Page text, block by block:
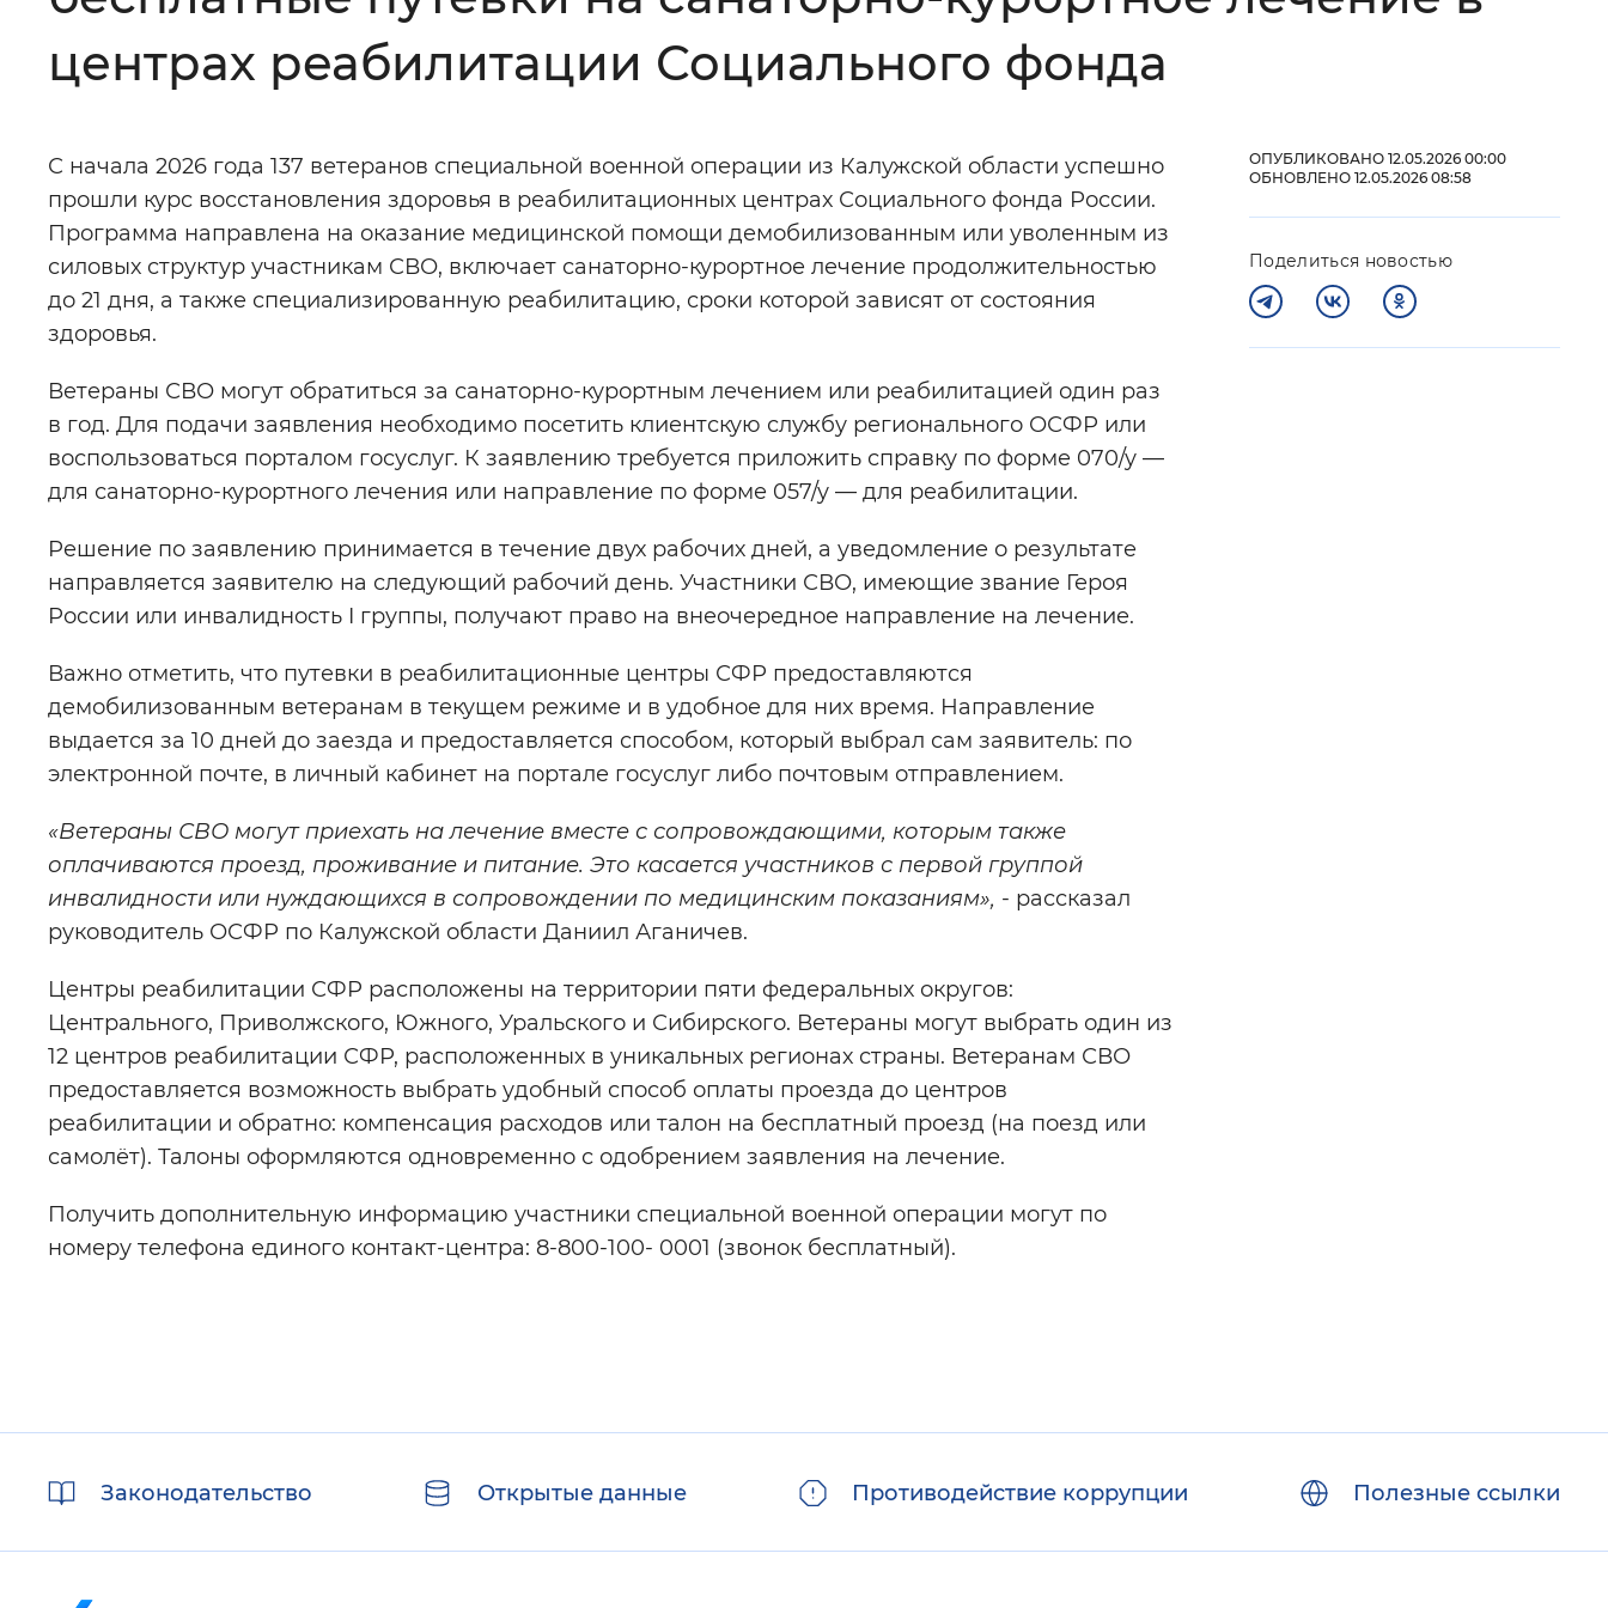
Монохромный
Звуковой ассистент: Воспроизвести Остановить Повторить
центрах реабилитации Социального фонда
С начала 2026 года 137 ветеранов специальной военной операции из Калужской области успешно
прошли курс восстановления здоровья в реабилитационных центрах Социального фонда России.
Программа направлена на оказание медицинской помощи демобилизованным или уволенным из
силовых структур участникам СВО, включает санаторно-курортное лечение продолжительностью
до 21 дня, а также специализированную реабилитацию, сроки которой зависят от состояния
здоровья.
Ветераны СВО могут обратиться за санаторно-курортным лечением или реабилитацией один раз
в год. Для подачи заявления необходимо посетить клиентскую службу регионального ОСФР или
воспользоваться порталом госуслуг. К заявлению требуется приложить справку по форме 070/у —
для санаторно-курортного лечения или направление по форме 057/у — для реабилитации.
Решение по заявлению принимается в течение двух рабочих дней, а уведомление о результате
направляется заявителю на следующий рабочий день. Участники СВО, имеющие звание Героя
России или инвалидность I группы, получают право на внеочередное направление на лечение.
Важно отметить, что путевки в реабилитационные центры СФР предоставляются
демобилизованным ветеранам в текущем режиме и в удобное для них время. Направление
выдается за 10 дней до заезда и предоставляется способом, который выбрал сам заявитель: по
электронной почте, в личный кабинет на портале госуслуг либо почтовым отправлением.
«Ветераны СВО могут приехать на лечение вместе с сопровождающими, которым также
оплачиваются проезд, проживание и питание. Это касается участников с первой группой
инвалидности или нуждающихся в сопровождении по медицинским показаниям», - рассказал
руководитель ОСФР по Калужской области Даниил Аганичев.
Центры реабилитации СФР расположены на территории пяти федеральных округов:
Центрального, Приволжского, Южного, Уральского и Сибирского. Ветераны могут выбрать один из
12 центров реабилитации СФР, расположенных в уникальных регионах страны. Ветеранам СВО
предоставляется возможность выбрать удобный способ оплаты проезда до центров
реабилитации и обратно: компенсация расходов или талон на бесплатный проезд (на поезд или
самолёт). Талоны оформляются одновременно с одобрением заявления на лечение.
Получить дополнительную информацию участники специальной военной операции могут по
номеру телефона единого контакт-центра: 8-800-100- 0001 (звонок бесплатный).
ОПУБЛИКОВАНО 12.05.2026 00:00
ОБНОВЛЕНО 12.05.2026 08:58
Поделиться новостью
ссылкиЗаконодательство Открытые данные Противодействие коррупции Полезные ссылки